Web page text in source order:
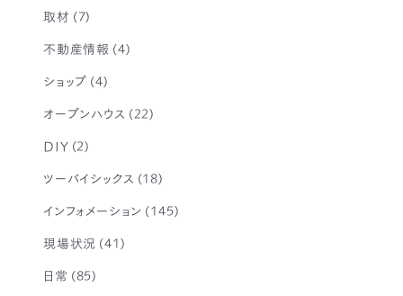
取材 (7)
不動産情報 (4)
ショップ (4)
オープンハウス (22)
DIY (2)
ツーバイシックス (18)
インフォメーション (145)
現場状況 (41)
日常 (85)